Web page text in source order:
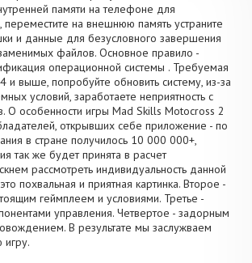
памяти на телефоне для
на внешнюю память устраните
и данные для безусловного завершения
файлов. Основное правило -
операционной системы . Требуемая
и выше, попробуйте обновить систему, из-за
условий, заработаете неприятность с
О особенности игры Mad Skills Motocross 2
открывших себе приложение - по
в стране получилось 10 000 000+,
так же будет принята в расчет
рассмотреть индивидуальность данной
похвальная и приятная картинка. Второе -
геймплеем и условиями. Третье -
управления. Четвертое - задорным
В результате мы заслужваем
игру.